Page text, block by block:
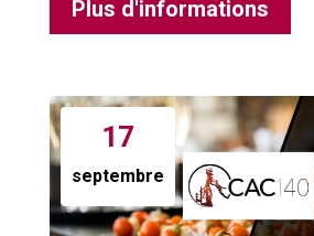
Plus d'informations
17
septembre